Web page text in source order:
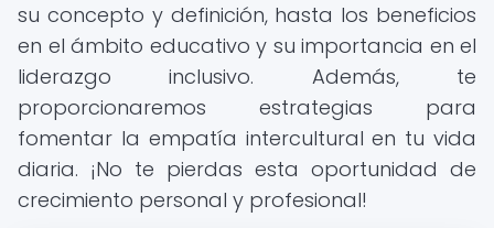
su concepto y definición, hasta los beneficios
en el ámbito educativo y su importancia en el
liderazgo inclusivo. Además, te
proporcionaremos estrategias para
fomentar la empatía intercultural en tu vida
diaria. ¡No te pierdas esta oportunidad de
crecimiento personal y profesional!